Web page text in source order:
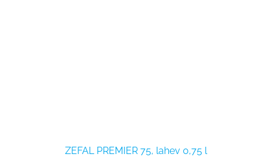
ZEFAL PREMIER 75, lahev 0,75 l